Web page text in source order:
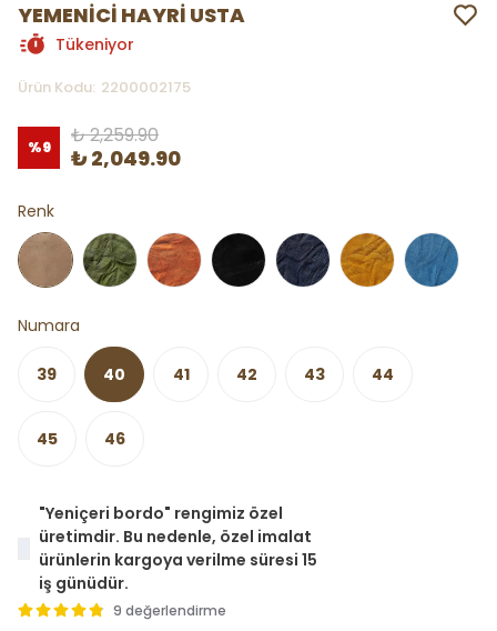
YEMENİCİ HAYRİ USTA
Tükeniyor
Ürün Kodu: 2200002175
%9 ₺ 2,259.90
₺ 2,049.90
Renk
Numara
39 40 41 42 43 44
45 46
"Yeniçeri bordo" rengimiz özel
üretimdir. Bu nedenle, özel imalat
ürünlerin kargoya verilme süresi 15
iş günüdür.
9 değerlendirme